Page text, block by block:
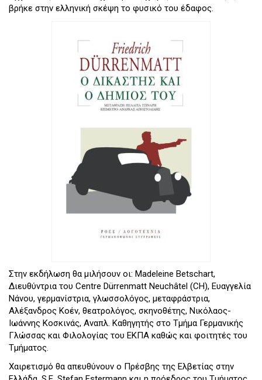
βρήκε στην ελληνική σκέψη το φυσικό του έδαφος.
Στην εκδήλωση θα μιλήσουν οι: Madeleine Betschart,
Διευθύντρια του Centre Dürrenmatt Neuchâtel (CH), Ευαγγελία
Νάνου, γερμανίστρια, γλωσσολόγος, μεταφράστρια,
Αλέξανδρος Κοέν, θεατρολόγος, σκηνοθέτης, Νικόλαος-
Ιωάννης Κοσκινάς, Αναπλ. Καθηγητής στο Τμήμα Γερμανικής
Γλώσσας και Φιλολογίας του ΕΚΠΑ καθώς και φοιτητές του
Τμήματος.
Χαιρετισμό θα απευθύνουν ο Πρέσβης της Ελβετίας στην